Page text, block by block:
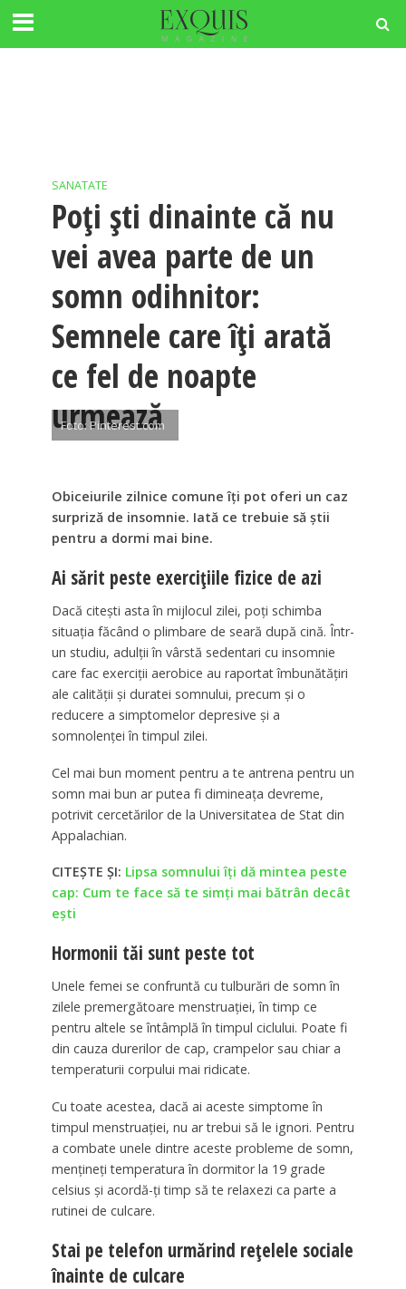
SANATATE
Poți ști dinainte că nu
vei avea parte de un
somn odihnitor:
Semnele care îți arată
ce fel de noapte
urmează
Foto: Pinterest.com
Obiceiurile zilnice comune îți pot oferi un caz
surpriză de insomnie. Iată ce trebuie să știi
pentru a dormi mai bine.
Ai sărit peste exercițiile fizice de azi
Dacă citești asta în mijlocul zilei, poți schimba
situația făcând o plimbare de seară după cină. Într-
un studiu, adulții în vârstă sedentari cu insomnie
care fac exerciții aerobice au raportat îmbunătățiri
ale calității și duratei somnului, precum și o
reducere a simptomelor depresive și a
somnolenței în timpul zilei.
Cel mai bun moment pentru a te antrena pentru un
somn mai bun ar putea fi dimineața devreme,
potrivit cercetărilor de la Universitatea de Stat din
Appalachian.
CITEȘTE ȘI: Lipsa somnului îți dă mintea peste
cap: Cum te face să te simți mai bătrân decât
ești
Hormonii tăi sunt peste tot
Unele femei se confruntă cu tulburări de somn în
zilele premergătoare menstruației, în timp ce
pentru altele se întâmplă în timpul ciclului. Poate fi
din cauza durerilor de cap, crampelor sau chiar a
temperaturii corpului mai ridicate.
Cu toate acestea, dacă ai aceste simptome în
timpul menstruației, nu ar trebui să le ignori. Pentru
a combate unele dintre aceste probleme de somn,
mențineți temperatura în dormitor la 19 grade
celsius și acordă-ți timp să te relaxezi ca parte a
rutinei de culcare.
Stai pe telefon urmărind rețelele sociale
înainte de culcare